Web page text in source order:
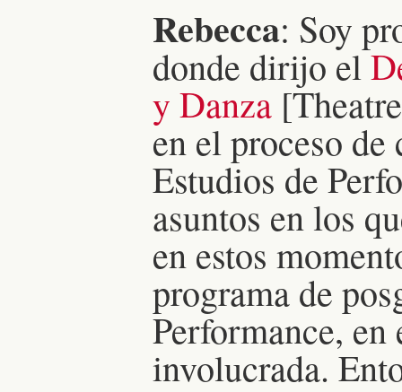
Rebecca: Soy
donde dirijo el
y Danza
en el proceso
Estudios de
asuntos en los
en estos
programa de
Performance,
involucrada.